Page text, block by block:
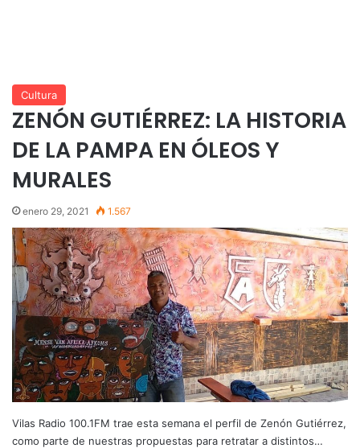
Cultura
ZENÓN GUTIÉRREZ: LA HISTORIA
DE LA PAMPA EN ÓLEOS Y
MURALES
enero 29, 2021 1.567
Vilas Radio 100.1FM trae esta semana el perfil de Zenón Gutiérrez,
como parte de nuestras propuestas para retratar a distintos…